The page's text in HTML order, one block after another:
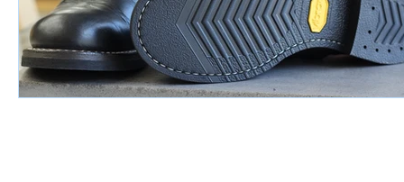
loewe crockett&jones